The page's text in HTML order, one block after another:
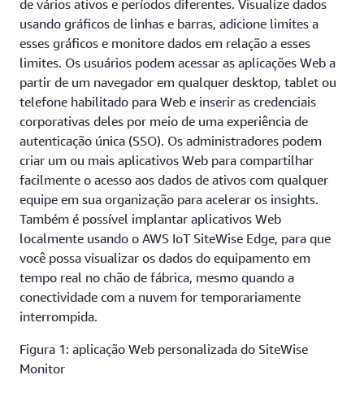
de vários ativos e períodos diferentes. Visualize dados
usando gráficos de linhas e barras, adicione limites a
esses gráficos e monitore dados em relação a esses
limites. Os usuários podem acessar as aplicações Web a
partir de um navegador em qualquer desktop, tablet ou
telefone habilitado para Web e inserir as credenciais
corporativas deles por meio de uma experiência de
autenticação única (SSO). Os administradores podem
criar um ou mais aplicativos Web para compartilhar
facilmente o acesso aos dados de ativos com qualquer
equipe em sua organização para acelerar os insights.
Também é possível implantar aplicativos Web
localmente usando o AWS IoT SiteWise Edge, para que
você possa visualizar os dados do equipamento em
tempo real no chão de fábrica, mesmo quando a
conectividade com a nuvem for temporariamente
interrompida.
Figura 1: aplicação Web personalizada do SiteWise
Monitor